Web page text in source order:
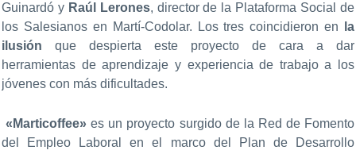
Guinardó y Raúl Lerones, director de la Plataforma Social de
los Salesianos en Martí-Codolar. Los tres coincidieron en
la
ilusión que despierta este proyecto de cara a dar
herramientas de aprendizaje y experiencia de trabajo a los
jóvenes con más dificultades.
«Marticoffee» es un proyecto surgido de la Red de Fomento
del Empleo Laboral en el marco del Plan de Desarrollo